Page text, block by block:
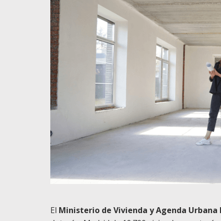
El Ministerio de Vivienda y Agenda